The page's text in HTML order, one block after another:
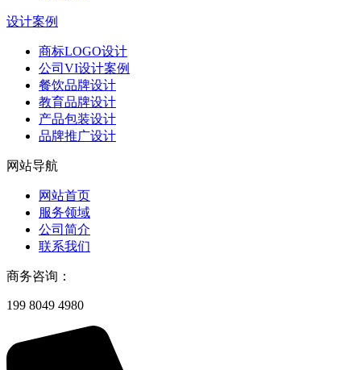
设计案例
商标LOGO设计
公司VI设计案例
餐饮品牌设计
教育品牌设计
产品包装设计
品牌推广设计
网站导航
网站首页
服务领域
公司简介
联系我们
商务咨询：
199 8049 4980